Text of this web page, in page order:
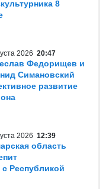
8
2026 20:47
Федорищев и
Симановский
развитие
2026 12:39
область
Республикой